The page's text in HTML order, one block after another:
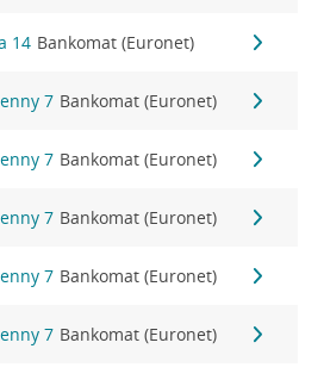
14 Bankomat (Euronet)
7 Bankomat (Euronet)
7 Bankomat (Euronet)
7 Bankomat (Euronet)
7 Bankomat (Euronet)
7 Bankomat (Euronet)